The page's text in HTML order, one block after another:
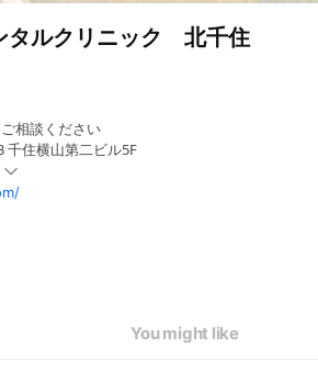
タルクリニック 北千住
相談ください
千住横山第二ビル5F
日の場合は当日診療し、翌日休診)
You might like